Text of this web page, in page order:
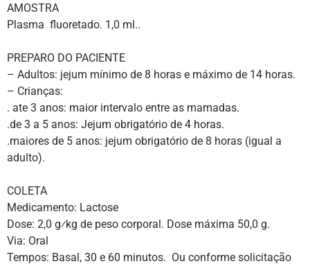
AMOSTRA
Plasma fluoretado. 1,0 ml..
PREPARO DO PACIENTE
– Adultos: jejum mínimo de 8 horas e máximo de 14 horas.
– Crianças:
. ate 3 anos: maior intervalo entre as mamadas.
.de 3 a 5 anos: Jejum obrigatório de 4 horas.
.maiores de 5 anos: jejum obrigatório de 8 horas (igual a
adulto).
COLETA
Medicamento: Lactose
Dose: 2,0 g⁄kg de peso corporal. Dose máxima 50,0 g.
Via: Oral
Tempos: Basal, 30 e 60 minutos. Ou conforme solicitação